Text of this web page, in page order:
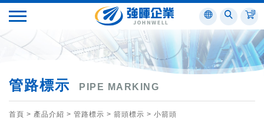
管路標示 PIPE MARKING
首頁 > 產品介紹 > 管路標示 > 箭頭標示 > 小箭頭